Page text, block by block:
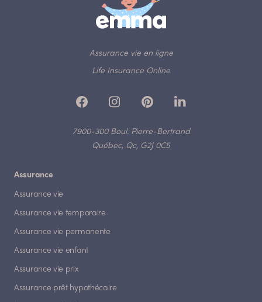
Assurance vie en ligne
Life Insurance Online
7900-300 Boul. Pierre-Bertrand
Québec, Qc, G2J 0C5
Assurance
Assurance vie
Assurance vie temporaire
Assurance vie permanente
Assurance vie enfant
Assurance vie prix
Assurance prêt hypothécaire